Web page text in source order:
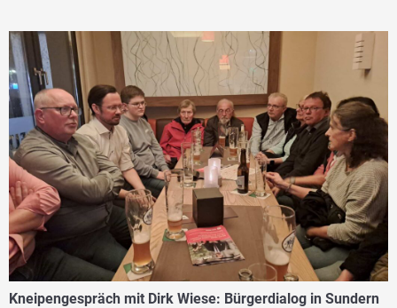
Kneipengespräch mit Dirk Wiese: Bürgerdialog in Sundern